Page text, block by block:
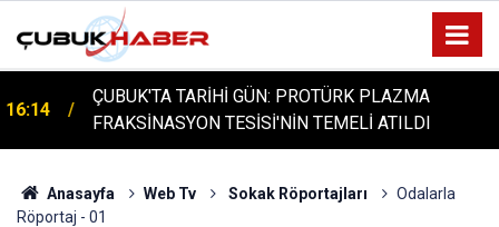
16:14
ÇUBUK'TA TARİHİ GÜN: PROTÜRK PLAZMA
FRAKSİNASYON TESİSİ'NİN TEMELİ ATILDI
Anasayfa Web Tv Sokak Röportajları
Odalarla
Röportaj - 01